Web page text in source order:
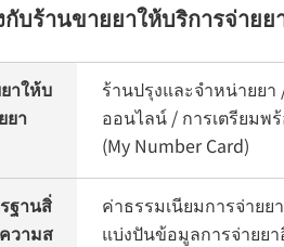
กับร้านขายยาให้บริการจ่ายย
าให้บ
ยา
ร้านปรุงและจำหน่ายย
ออนไลน์ / การเตรียมพ
(My Number Card)
ฐานสิ่
วามส
ค่าธรรมเนียมการจ่าย
แบ่งปันข้อมูลการจ่ายย